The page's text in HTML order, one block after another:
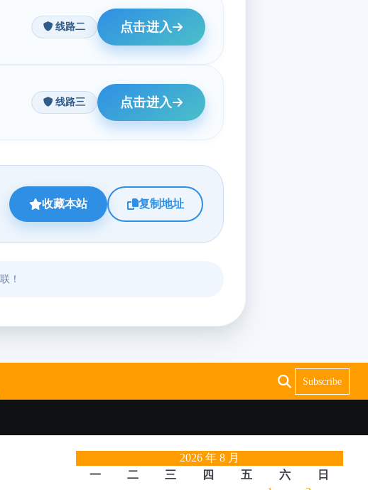
Subscribe
2026 年 8 月
一
二 三 四 五 六
日